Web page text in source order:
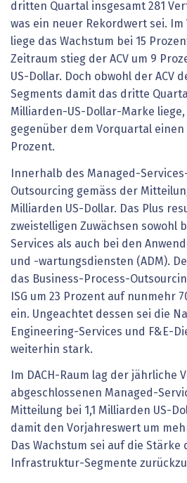
dritten Quartal insgesamt 281
was ein neuer Rekordwert sei.
liege das Wachstum bei 15
Zeitraum stieg der ACV um 9
US-Dollar. Doch obwohl der ACV
Segments damit das dritte
Milliarden-US-Dollar-Marke
gegenüber dem Vorquartal einen
Prozent.
Innerhalb des Managed-
Outsourcing gemäss der
Milliarden US-Dollar. Das Plus
zweistelligen Zuwächsen sowohl
Services als auch bei den
und -wartungsdiensten (ADM).
das Business-Process-
ISG um 23 Prozent auf nunmehr
ein. Ungeachtet dessen sei die
Engineering-Services und F&E-
weiterhin stark.
Im DACH-Raum lag der jährliche
abgeschlossenen Managed-
Mitteilung bei 1,1 Milliarden US-
damit den Vorjahreswert um
Das Wachstum sei auf die Stärke
Infrastruktur-Segmente